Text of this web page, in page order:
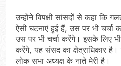
उन्होंने विपक्षी सांसदों से कहा कि
ऐसी घटनाएं हुई हैं, उस पर भी चर्चा
उस पर भी चर्चा करेंगे। इसके लिए
करेंगे, यह संसद का क्षेत्राधिकार है।
लोक सभा अध्यक्ष के नाते मेरी है।